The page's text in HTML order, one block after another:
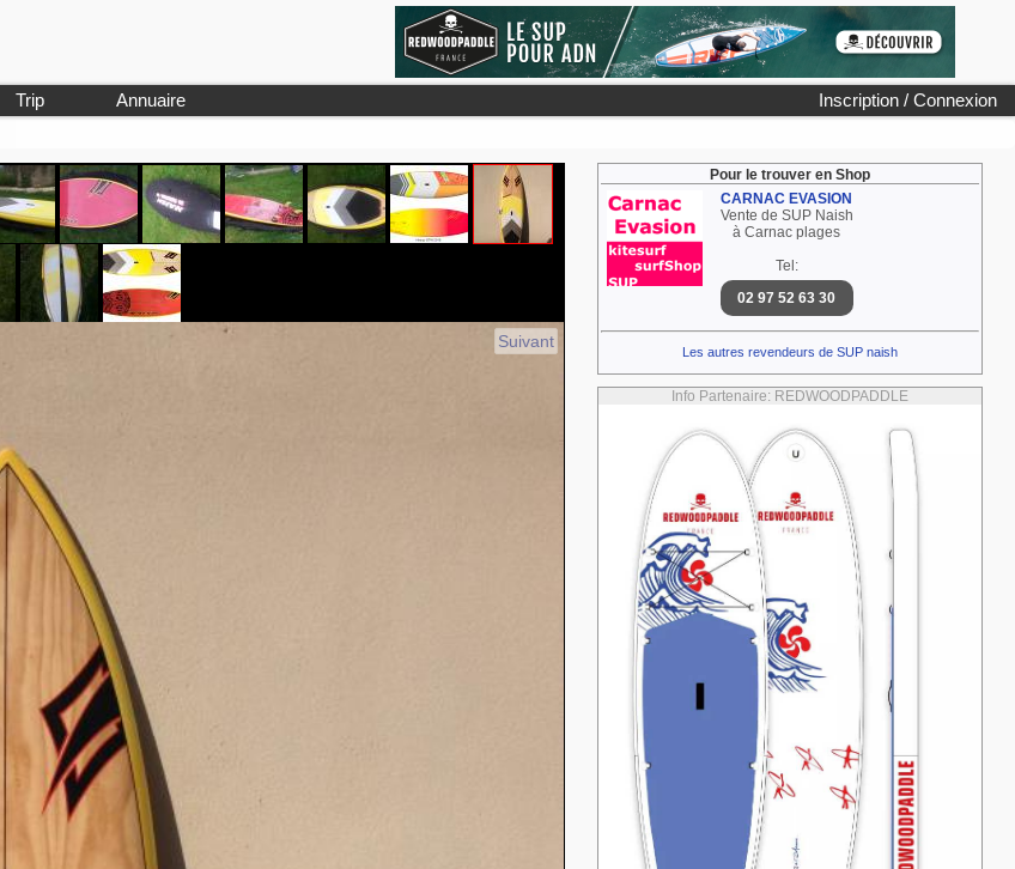
Inscription / Connexion
Trip Annuaire
Suivant
Pour le trouver en Shop
CARNAC EVASION
Vente de SUP Naish
à Carnac plages
Tel:
02 97 52 63 30
Les autres revendeurs de SUP naish
Info Partenaire: REDWOODPADDLE